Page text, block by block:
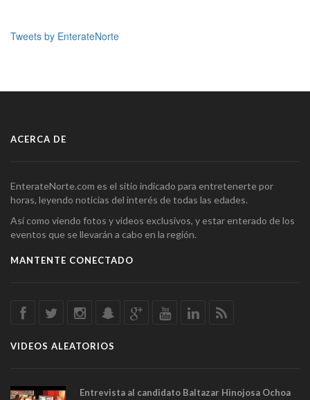
Tweets by EnterateNorte
ACERCA DE
EnterateNorte.com es el sitio indicado para entretenerte por
horas, leyendo noticias del interés de todas las edades.
Así como viendo fotos y videos exclusivos, y estar enterado de los
eventos que se llevarán a cabo en la región.
MANTENTE CONECTADO
VIDEOS ALEATORIOS
Entrevista al candidato Baltazar Hinojosa Ochoa